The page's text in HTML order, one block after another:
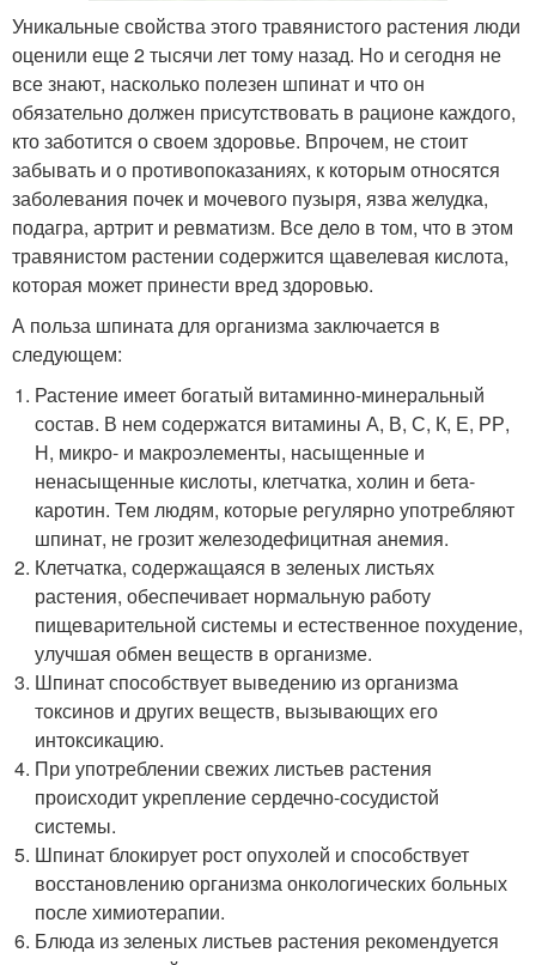
Уникальные свойства этого травянистого растения люди
оценили еще 2 тысячи лет тому назад. Но и сегодня не
все знают, насколько полезен шпинат и что он
обязательно должен присутствовать в рационе каждого,
кто заботится о своем здоровье. Впрочем, не стоит
забывать и о противопоказаниях, к которым относятся
заболевания почек и мочевого пузыря, язва желудка,
подагра, артрит и ревматизм. Все дело в том, что в этом
травянистом растении содержится щавелевая кислота,
которая может принести вред здоровью.
А польза шпината для организма заключается в
следующем:
Растение имеет богатый витаминно-минеральный
состав. В нем содержатся витамины А, В, С, К, Е, РР,
Н, микро- и макроэлементы, насыщенные и
ненасыщенные кислоты, клетчатка, холин и бета-
каротин. Тем людям, которые регулярно употребляют
шпинат, не грозит железодефицитная анемия.
Клетчатка, содержащаяся в зеленых листьях
растения, обеспечивает нормальную работу
пищеварительной системы и естественное похудение,
улучшая обмен веществ в организме.
Шпинат способствует выведению из организма
токсинов и других веществ, вызывающих его
интоксикацию.
При употреблении свежих листьев растения
происходит укрепление сердечно-сосудистой
системы.
Шпинат блокирует рост опухолей и способствует
восстановлению организма онкологических больных
после химиотерапии.
Блюда из зеленых листьев растения рекомендуется